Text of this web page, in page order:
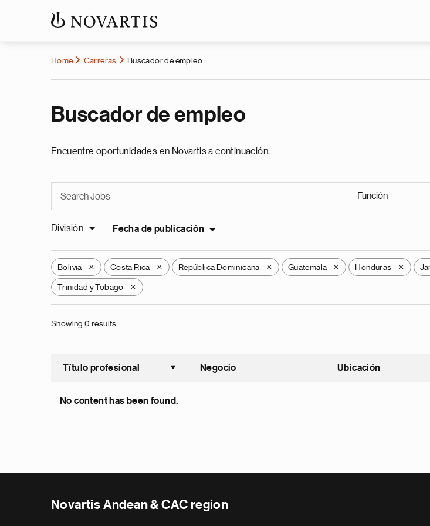
Home Carreras Buscador de empleo
Buscador de empleo
Encuentre oportunidades en Novartis a continuación.
Función
División Fecha de publicación
Bolivia X Costa Rica X República Dominicana X Guatemala X Honduras X
Trinidad y Tobago X
Showing 0 results
Título profesional
Ordenar ascendente
Negocio Ubicación
No content has been found.
Novartis Andean & CAC region